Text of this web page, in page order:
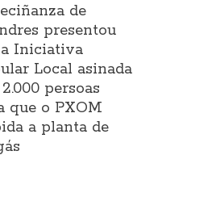
de
presentou
Iniciativa
Local asinada
persoas
que o PXOM
a planta de